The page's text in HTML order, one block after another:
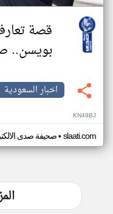
قصة
بويسن..
اخبار السعودية
KN49BJ
صحيفة صدى• slaati.com